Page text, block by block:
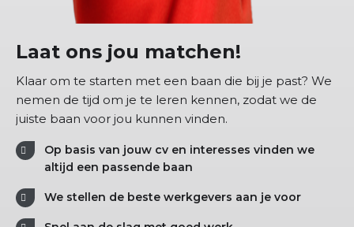
Laat ons jou matchen!
Klaar om te starten met een baan die bij je past? We
nemen de tijd om je te leren kennen, zodat we de
juiste baan voor jou kunnen vinden.
Op basis van jouw cv en interesses vinden we
altijd een passende baan
We stellen de beste werkgevers aan je voor